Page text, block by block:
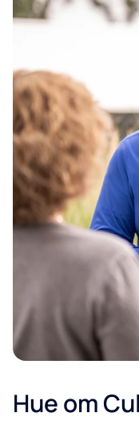
Пощенски код*
Ние от